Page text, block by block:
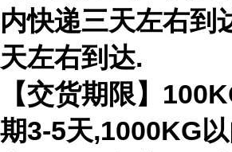
内快递三天左右到
天左右到达.
【交货期限】
期3-5天,1000KG